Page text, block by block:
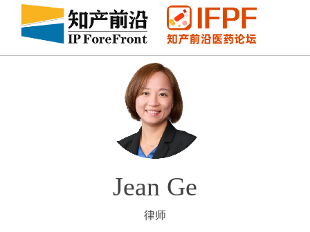
Jean Ge
律师